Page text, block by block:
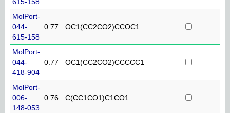
MolPort-
044-
615-158
0.77 OC1(CC2CO2)CCOC1
MolPort-
044-
418-904
0.77 OC1(CC2CO2)CCCCC1
MolPort-
006-
148-053
0.76 C(CC1CO1)C1CO1